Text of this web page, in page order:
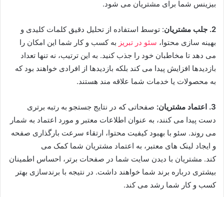
بیزینس شما برای مشتریان می‌ شود.
2. جلب مشتریان: توسط استفاده از تحلیل دقیق کلمات کلیدی و
بهینه ‌سازی محتوا، سئو در تبریز به کسب و کار شما این امکان را
می‌ دهد تا مخاطبان خود را جذب کنید. به این ترتیب، نه تنها تعداد
بازدیدها افزایش پیدا می ‌کند بلکه بازدیدها از افرادی خواهند بود که
به محصولات یا خدمات شما علاقه‌ مند هستند.
3. اعتماد مشتریان: صفحاتی که در نتایج جستجو به رتبه برتری
دست پیدا می ‌کنند، به عنوان اطلاعات معتبر و مورد اعتماد به شمار
می روند. سئو با بهبود کیفیت محتوا، ارتقاء سرعت بارگذاری صفحه
و ایجاد لینک ‌های معتبر، به اعتماد مشتریان شما کمک می
‌کند. مشتریان با دیدن سایت شما در صفحات برتر، احساس اطمینان
بیشتری درباره برند شما خواهند داشت. در نتیجه با برندسازی بهتر
کسب و کار شما رشد می کند.